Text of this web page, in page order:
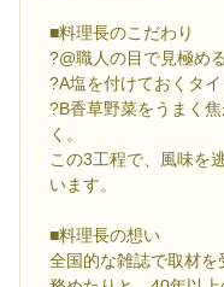
■料理長のこだわり
?@職人の目で見極め
?A塩を付けておくタイ
?B香草野菜をうまく
く。
この3工程で、風味を
います。
■料理長の想い
全国的な雑誌で取材